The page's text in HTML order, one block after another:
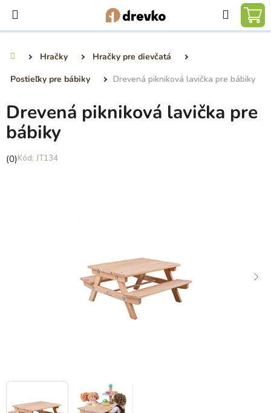
obsah
Hľadať
Hračky
Hračky pre dievčatá
Postieľky pre bábiky
Drevená pikniková lavička pre bábiky
Drevená pikniková lavička pre
bábiky
Priemerné
(0) JT134